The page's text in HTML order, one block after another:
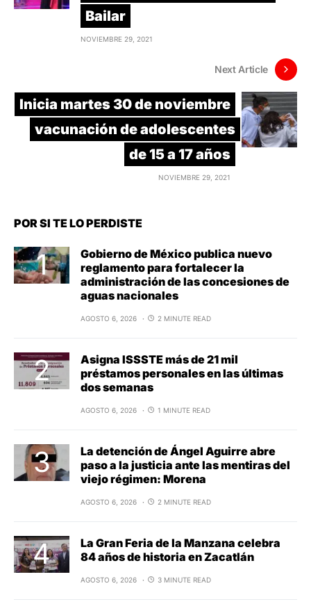
Bailar
NOVIEMBRE 29, 2021
Next Article
Inicia martes 30 de noviembre
vacunación de adolescentes
de 15 a 17 años
NOVIEMBRE 29, 2021
POR SI TE LO PERDISTE
Gobierno de México publica nuevo
reglamento para fortalecer la
administración de las concesiones de
aguas nacionales
AGOSTO 6, 2026 2 MINUTE READ
Asigna ISSSTE más de 21 mil
préstamos personales en las últimas
dos semanas
AGOSTO 6, 2026 1 MINUTE READ
La detención de Ángel Aguirre abre
paso a la justicia ante las mentiras del
viejo régimen: Morena
AGOSTO 6, 2026 2 MINUTE READ
La Gran Feria de la Manzana celebra
84 años de historia en Zacatlán
AGOSTO 6, 2026 3 MINUTE READ